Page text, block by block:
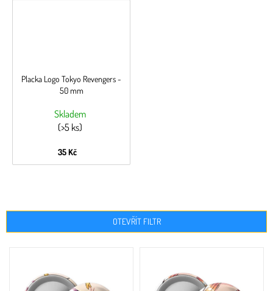
Placka Logo Tokyo Revengers -
50 mm
Skladem
(>5 ks)
35 Kč
OTEVŘÍT FILTR